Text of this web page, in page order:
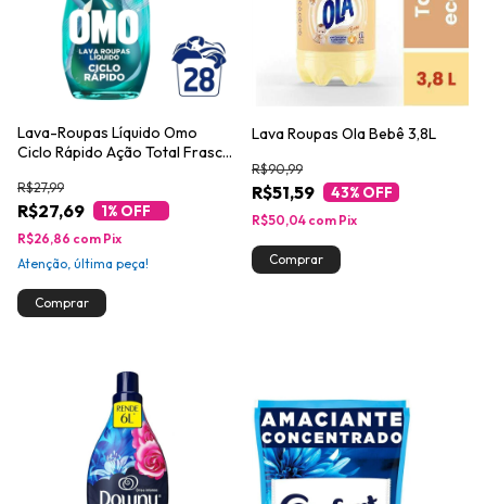
Lava-Roupas Líquido Omo
Ciclo Rápido Ação Total Frasco
R$27,69
R$27,99
1% OFF
R$26,86 com Pix
Atenção, última peça!
Lava Roupas Ola Bebê 3,8L
R$51,59
R$90,99
43% OFF
R$50,04 com Pix